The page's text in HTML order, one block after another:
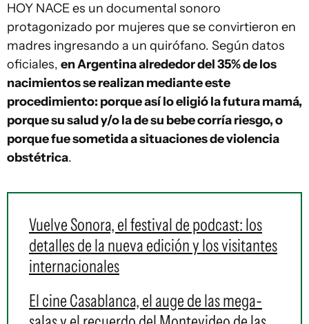
HOY NACE es un documental sonoro
protagonizado por mujeres que se convirtieron en
madres ingresando a un quirófano. Según datos
oficiales, en Argentina alrededor del 35% de los
nacimientos se realizan mediante este
procedimiento: porque así lo eligió la futura mamá,
porque su salud y/o la de su bebe corría riesgo, o
porque fue sometida a situaciones de violencia
obstétrica.
Vuelve Sonora, el festival de podcast: los
detalles de la nueva edición y los visitantes
internacionales
El cine Casablanca, el auge de las mega-